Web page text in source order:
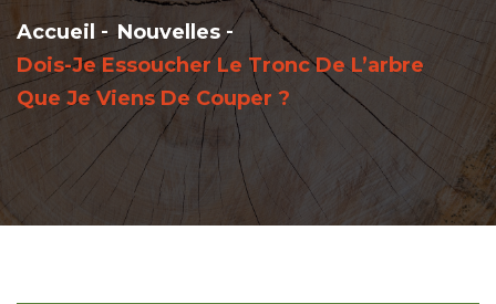
Accueil
Nouvelles
Dois-Je Essoucher Le Tronc De L’arbre
Que Je Viens De Couper ?